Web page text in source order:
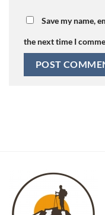
Save my name,
the next time I